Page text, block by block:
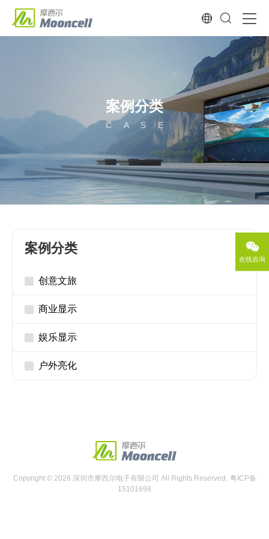
案例分类
C A S E
案例分类
创意文旅
商业显示
娱乐显示
户外亮化
Copyright © 2026 深圳市摩西尔电子有限公司 All Rights Reserved. 粤ICP备
15101698
在线咨询